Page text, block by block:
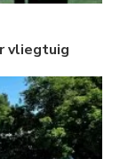
vliegtuig